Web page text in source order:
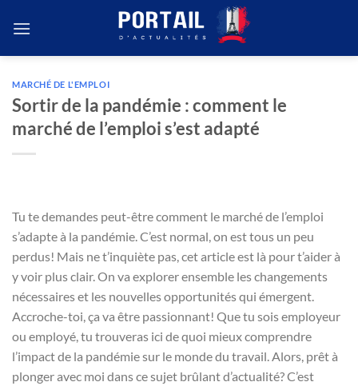
MARCHÉ DE L'EMPLOI
Sortir de la pandémie : comment le
marché de l’emploi s’est adapté
Tu te demandes peut-être comment le marché de l’emploi
s’adapte à la pandémie. C’est normal, on est tous un peu
perdus! Mais ne t’inquiète pas, cet article est là pour t’aider à
y voir plus clair. On va explorer ensemble les changements
nécessaires et les nouvelles opportunités qui émergent.
Accroche-toi, ça va être passionnant! Que tu sois employeur
ou employé, tu trouveras ici de quoi mieux comprendre
l’impact de la pandémie sur le monde du travail. Alors, prêt à
plonger avec moi dans ce sujet brûlant d’actualité? C’est